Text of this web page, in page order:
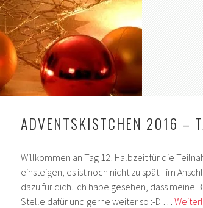
ADVENTSKISTCHEN 2016 –
Willkommen an Tag 12! Halbzeit für die
einsteigen, es ist noch nicht zu spät - im
dazu für dich. Ich habe gesehen, dass
Stelle dafür und gerne weiter so :-D …